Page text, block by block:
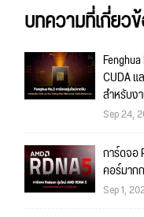
บทความที่เกี่ยว
CUDA แ
สำหรับง
Sep 24,
การ์ดจอ
คอร์มาก
Sep 1,